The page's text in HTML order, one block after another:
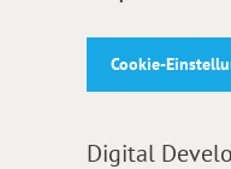
Cookie-
Digital